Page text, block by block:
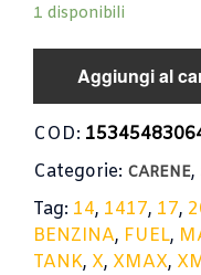
1 disponibili
Aggiungi al
COD:
Categorie: CARENE,
Tag: 14, 1417, 17,
BENZINA, FUEL,
TANK, X, XMAX,